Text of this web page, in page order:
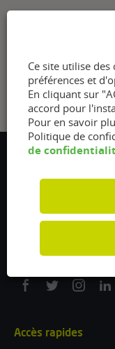
5 avenue des
info@flexfuel-
On
On
On
On
Accès rapides
Ce site utilise
préférences et
En cliquant sur
accord pour
Pour en savoir
Politique de
de